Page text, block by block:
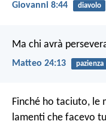
Giovanni 8:44 diavolo
Ma chi avrà
Matteo 24:13 pazienza
Finché ho taciuto, le
lamenti che facevo